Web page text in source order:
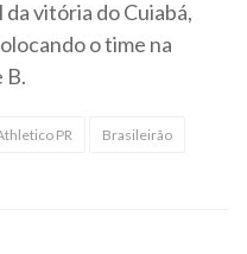
vitória do Cuiabá,
o time na
B.
PR Brasileirão